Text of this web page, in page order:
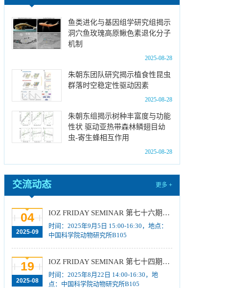
中国科学院动物研究所2025年招收博士研究生
放弃名单、补录取名单公示 [2025-06-20]
中国科学院动物研究所2025年招收博士研究生
放弃名单、补录取名单公示
中国科学院动物研究所2025年招收博士研究生
放弃名单、补录取名单公示[2025-06-04]
关于招募“第二届‘一带一路’地区昆虫多样性格
局评估与智能监测体系关键技术培训班”学员的通
知（第二轮）[2025-08-25]
2026年招收推荐免试硕士（含直博）研究生第
一批拟录取结果公示[2025-08-08]
中国科学院动物研究所2025年优秀大学生夏令
营活动时间安排、须知及公示名单[2025-07-10]
中国科学院动物研究所2026年接收推荐免试生
中国科学院动物研究所2026年全国硕士研究生
招生考试初试科目调整公告
中国科学院动物研究所2025年招收博士研究生
放弃名单、补录取名单公示[2025-06-20]
中国科学院动物研究所2025年招收博士研究生
放弃名单、补录取名单公示[2025-06-11]
鱼类进化与基因组学研究组揭示
洞穴鱼玫瑰高原鳅色素退化分子
机制
2025-08-28
朱朝东团队研究揭示植食性昆虫
群落时空稳定性驱动因素
2025-08-28
朱朝东组揭示树种丰富度与功能
性状 驱动亚热带森林鳞翅目幼
虫-寄生蜂相互作用
2025-08-28
交流动态 更多 +
04
2025-09
IOZ FRIDAY SEMINAR 第七十六期：气候变化下爬行动物脆弱性的纬度格局及机制
时间：2025年9月5日 15:00-16:30，地点：
中国科学院动物研究所B105
19
2025-08
IOZ FRIDAY SEMINAR 第七十四期：Mapping the international trade in South Africa's succulent flora: Using CITES trade data for demand and supply network analysis.、List of species most trafficked in Brazil and of interest to international trade、Managing human-wildlife interactions & tackling illegal wildlife trade in Singapore.
时间：2025年8月22日 14:00-16:30，地
点：中国科学院动物研究所B105